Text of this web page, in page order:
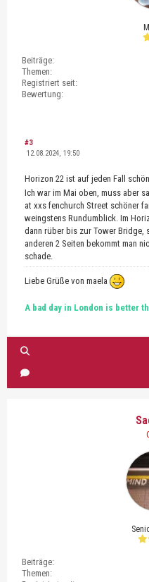
Beiträge:
Themen:
Registriert seit:
Bewertung:
#3
12.08.2024, 19:50
Horizon 22 ist auf jeden Fall
Ich war im Mai oben, muss aber
at xxs fenchurch Street schöner
weingstens Rundumblick. Im
dann rüber bis zur Tower Bridge,
anderen 2 Seiten bekommt man
schade.
Liebe Grüße von maela
A bad day in London is better
Beiträge:
Themen: